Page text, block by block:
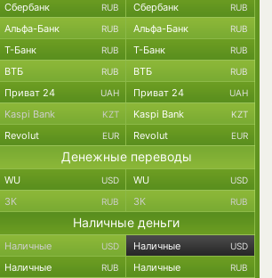
Сбербанк RUB Сбербанк RUB
Альфа-Банк RUB Альфа-Банк RUB
Т-Банк RUB Т-Банк RUB
ВТБ RUB ВТБ RUB
Приват 24 UAH Приват 24 UAH
Kaspi Bank KZT Kaspi Bank KZT
Revolut EUR Revolut EUR
Денежные переводы
WU USD WU USD
ЗК RUB ЗК RUB
Наличные деньги
Наличные USD Наличные USD
Наличные RUB Наличные RUB